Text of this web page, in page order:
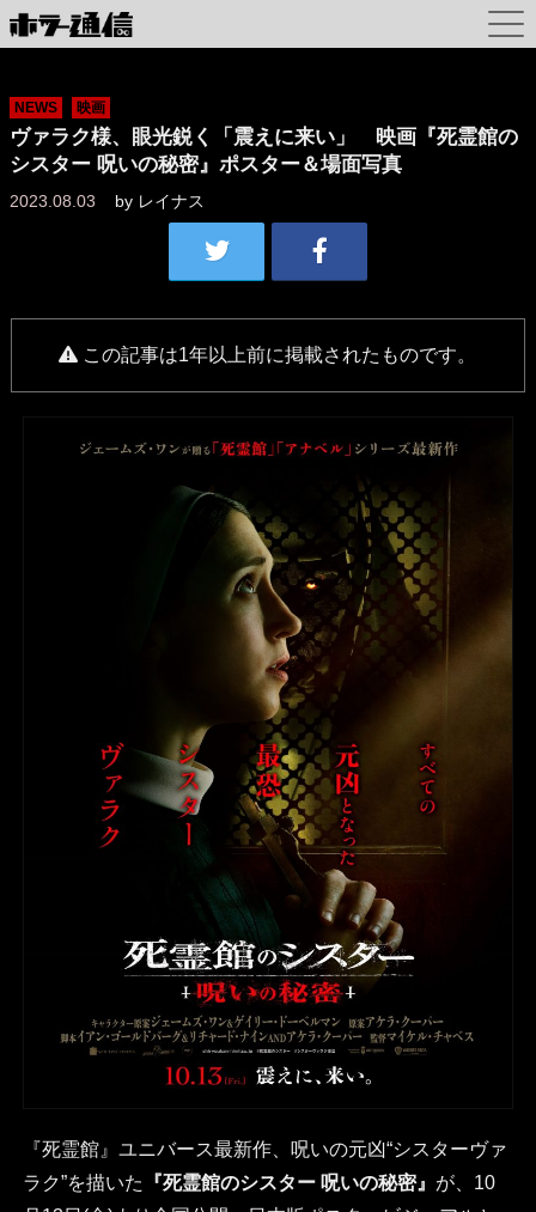
NEWS 映画
ヴァラク様、眼光鋭く「震えに来い」 映画『死霊館の
シスター 呪いの秘密』ポスター＆場面写真
2023.08.03 by レイナス
この記事は1年以上前に掲載されたものです。
『死霊館』ユニバース最新作、呪いの元凶“シスターヴァ
ラク”を描いた
『死霊館のシスター 呪いの秘密』 が、10